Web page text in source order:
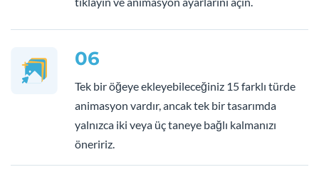
06
Tek bir öğeye ekleyebileceğiniz 15 farklı türde
animasyon vardır, ancak tek bir tasarımda
yalnızca iki veya üç taneye bağlı kalmanızı
öneririz.